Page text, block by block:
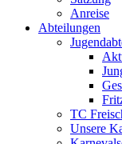
Anreise
Abteilungen
TC
Unsere